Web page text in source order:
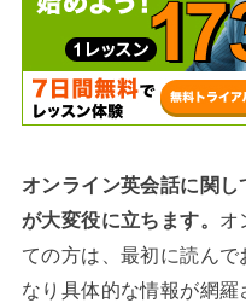
オンライン英会話に関
が大変役に立ちます。 オ
ての方は、最初に読ん
なり具体的な情報が網